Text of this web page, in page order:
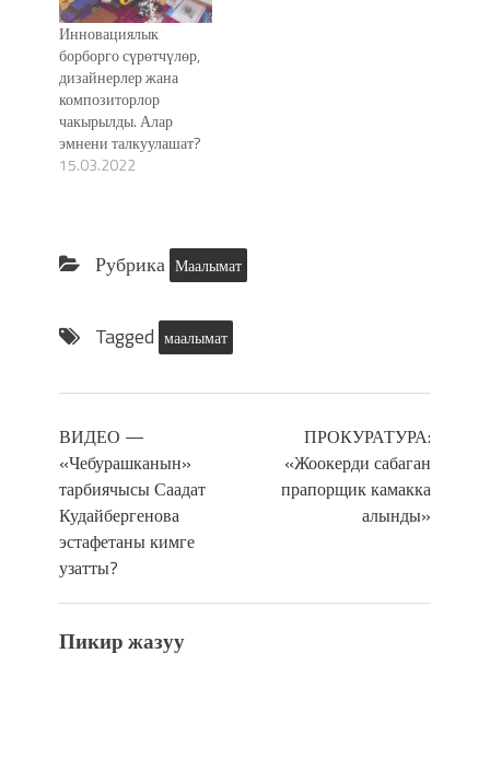
Инновациялык
борборго сүрөтчүлөр,
дизайнерлер жана
композиторлор
чакырылды. Алар
эмнени талкуулашат?
15.03.2022
Рубрика Маалымат
Tagged маалымат
ВИДЕО —
«Чебурашканын»
тарбиячысы Саадат
Кудайбергенова
эстафетаны кимге
узатты?
ПРОКУРАТУРА:
«Жоокерди сабаган
прапорщик камакка
алынды»
Пикир жазуу